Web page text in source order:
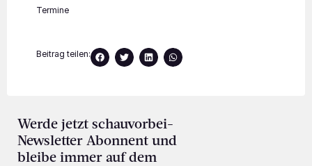
Termine
Beitrag teilen:
Werde jetzt schauvorbei-
Newsletter Abonnent und
bleibe immer auf dem